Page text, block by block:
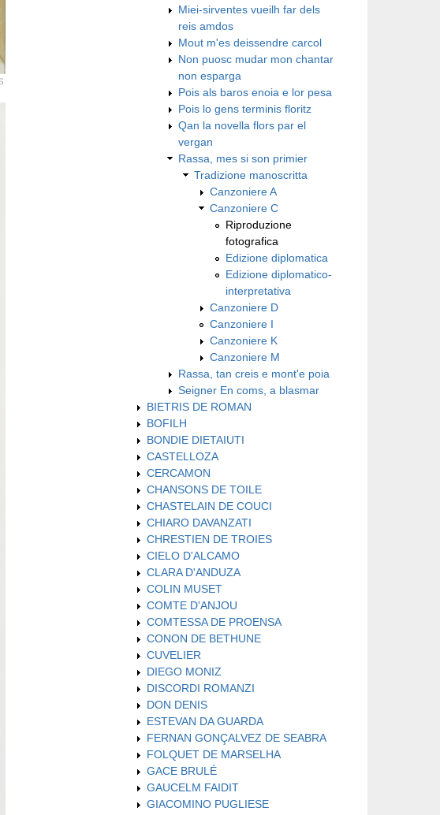
Miei-sirventes vueilh far dels
reis amdos
Mout m'es deissendre carcol
Non puosc mudar mon chantar
non esparga
Pois als baros enoia e lor pesa
Pois lo gens terminis floritz
Qan la novella flors par el
vergan
Rassa, mes si son primier
Tradizione manoscritta
Canzoniere A
Canzoniere C
Riproduzione
fotografica
Edizione diplomatica
Edizione diplomatico-
interpretativa
Canzoniere D
Canzoniere I
Canzoniere K
Canzoniere M
Rassa, tan creis e mont'e poia
Seigner En coms, a blasmar
BIETRIS DE ROMAN
BOFILH
BONDIE DIETAIUTI
CASTELLOZA
CERCAMON
CHANSONS DE TOILE
CHASTELAIN DE COUCI
CHIARO DAVANZATI
CHRESTIEN DE TROIES
CIELO D'ALCAMO
CLARA D'ANDUZA
COLIN MUSET
COMTE D'ANJOU
COMTESSA DE PROENSA
CONON DE BETHUNE
CUVELIER
DIEGO MONIZ
DISCORDI ROMANZI
DON DENIS
ESTEVAN DA GUARDA
FERNAN GONÇALVEZ DE SEABRA
FOLQUET DE MARSELHA
GACE BRULÉ
GAUCELM FAIDIT
GIACOMINO PUGLIESE